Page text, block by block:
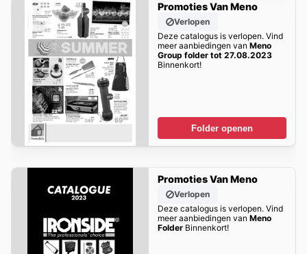
Promoties Van Meno
Verlopen
Deze catalogus is verlopen. Vind
meer aanbiedingen van Meno
Group folder tot 27.08.2023
Binnenkort!
Folder openen
Promoties Van Meno
Verlopen
Deze catalogus is verlopen. Vind
meer aanbiedingen van Meno
FolderBinnenkort!